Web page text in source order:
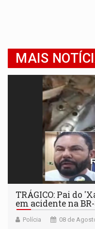
MAIS
TRÁGICO: Pai do
em acidente na
Polícia 08 de